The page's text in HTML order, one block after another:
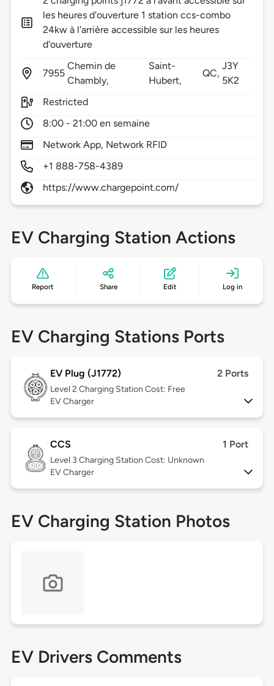
les heures d'ouverture 1 station ccs-combo
24kw à l'arrière accessible sur les heures
d'ouverture
7955
Chemin de
Chambly,
Saint-
Hubert,
QC,
J3Y
5K2
Restricted
8:00 - 21:00 en semaine
Network App, Network RFID
+1 888-758-4389
https://www.chargepoint.com/
EV Charging Station Actions
Report Share Edit Log in
EV Charging Stations Ports
EV Plug (J1772) 2 Ports
Level 2 Charging Station Cost: Free
EV Charger
CCS 1 Port
Level 3 Charging Station Cost: Unknown
EV Charger
EV Charging Station Photos
EV Drivers Comments